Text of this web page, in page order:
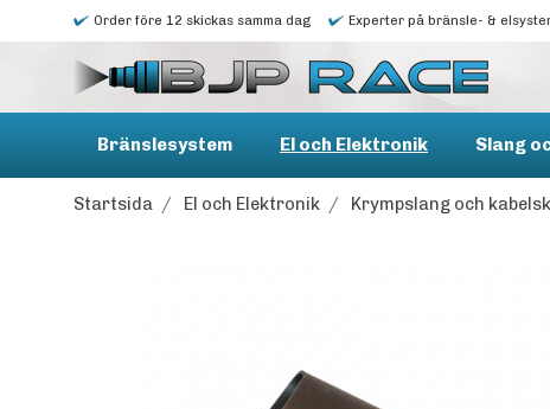
Order före 12 skickas samma dag Experter på bränsle- &
Bränslesystem El och Elektronik Slang
Startsida / El och Elektronik / Krympslang och